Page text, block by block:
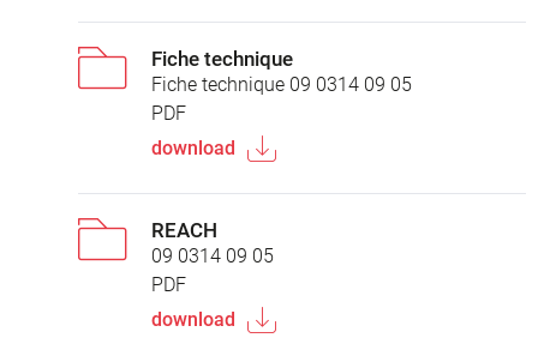
Fiche technique
Fiche technique 09 0314 09 05
PDF
download
REACH
09 0314 09 05
PDF
download